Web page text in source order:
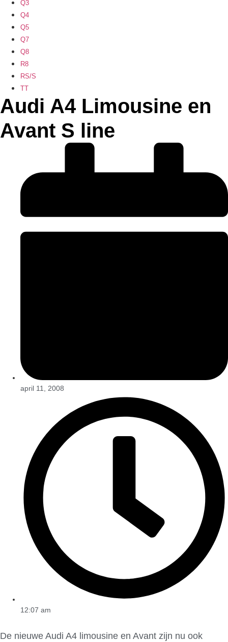
Q3
Q4
Q5
Q7
Q8
R8
RS/S
TT
Audi A4 Limousine en
Avant S line
april 11, 2008
12:07 am
De nieuwe Audi A4 limousine en Avant zijn nu ook